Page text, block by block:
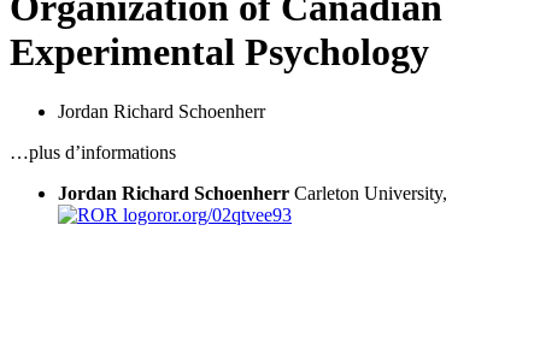
Experimental Psychology
Jordan Richard Schoenherr
…plus d’informations
Jordan Richard Schoenherr Carleton University,
ror.org/02qtvee93